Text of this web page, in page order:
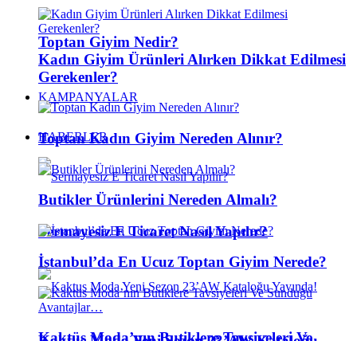
Toptan Giyim Nedir?
KAMPANYALAR
HABERLER
Sermayesiz E Ticaret Nasıl Yapılır?
Kadın Giyim Ürünleri Alırken Dikkat Edilmesi
Gerekenler?
Toptan Kadın Giyim Nereden Alınır?
Butikler Ürünlerini Nereden Almalı?
İstanbul’da En Ucuz Toptan Giyim Nerede?
Kaktüs Moda’nın Butiklere Tavsiyeleri Ve